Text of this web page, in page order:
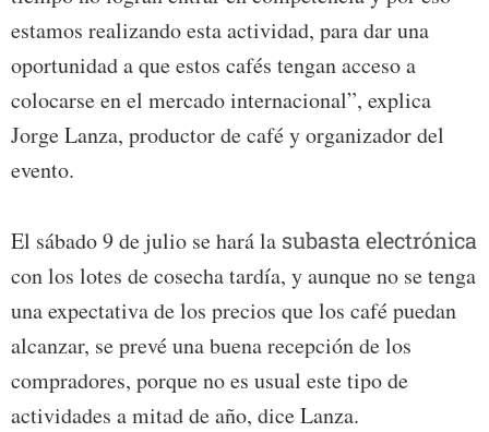
estamos realizando esta actividad, para dar una
oportunidad a que estos cafés tengan acceso a
colocarse en el mercado internacional”, explica
Jorge Lanza, productor de café y organizador del
evento.
El sábado 9 de julio se hará la subasta electrónica
con los lotes de cosecha tardía, y aunque no se tenga
una expectativa de los precios que los café puedan
alcanzar, se prevé una buena recepción de los
compradores, porque no es usual este tipo de
actividades a mitad de año, dice Lanza.